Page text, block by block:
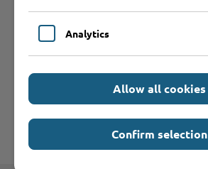
Leistungen von A bis Z
K L M N O P Q
U V W X Y Z
Analytics
Allow all cookies
Confirm selection